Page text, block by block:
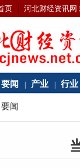
页 河北财经资讯网
要闻 产业 行业
要闻